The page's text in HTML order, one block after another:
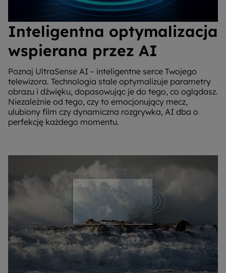
Inteligentna optymalizacja
wspierana przez AI
Poznaj UltraSense AI – inteligentne serce Twojego
telewizora. Technologia stale optymalizuje parametry
obrazu i dźwięku, dopasowując je do tego, co oglądasz.
Niezależnie od tego, czy to emocjonujący mecz,
ulubiony film czy dynamiczna rozgrywka, AI dba o
perfekcję każdego momentu.